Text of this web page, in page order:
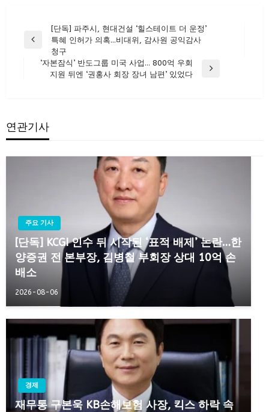
Previous
[단독] 파주시, 현대건설 ‘힐스테이트 더 운정’
특혜 인허가 의혹…비대위, 감사원 공익감사
청구
Next
‘자본잠식’ 반도그룹 미국 사업… 800억 우회
지원 뒤엔 ‘권홍사 회장 장녀 남편’ 있었다
연관기사
주요 기사
[단독] KCGI 인수 뒤 시작된 ‘표적 배제’ 논란…한
양증권 전 본부장, 김병철 부회장 상대 10억 손
배소
2026-08-06
경제
재무통 구본욱 KB손해보험 사장, 킥스 하락 속